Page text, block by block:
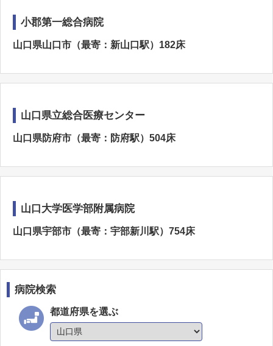
小郡第一総合病院
山口県山口市（最寄：新山口駅）182床
山口県立総合医療センター
山口県防府市（最寄：防府駅）504床
山口大学医学部附属病院
山口県宇部市（最寄：宇部新川駅）754床
病院検索
都道府県を選ぶ